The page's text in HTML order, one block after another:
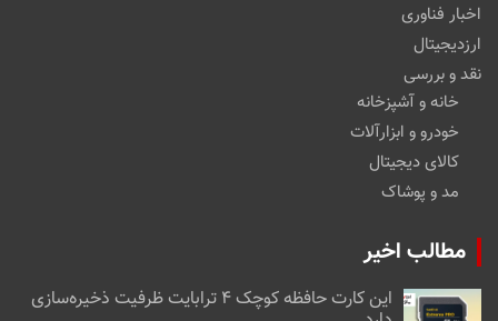
اخبار فناوری
ارزدیجیتال
نقد و بررسی
خانه و آشپزخانه
خودرو و ابزارآلات
کالای دیجیتال
مد و پوشاک
مطالب اخیر
این کارت حافظه کوچک ۴ ترابایت ظرفیت ذخیره‌سازی